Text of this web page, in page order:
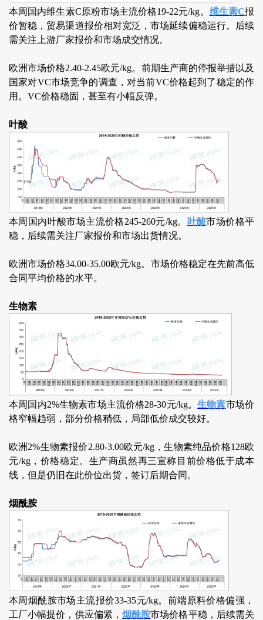
本周国内维生素C原粉市场主流价格19-22元/kg。 维生素C报
价暂稳，贸易渠道报价相对宽泛，市场延续偏稳运行。后续
需关注上游厂家报价和市场成交情况。
欧洲市场价格2.40-2.45欧元/kg。前期生产商的停报举措以及
国家对VC市场竞争的调查，对当前VC价格起到了稳定的作
用。VC价格稳固，甚至有小幅反弹。
叶酸
本周国内叶酸市场主流价格245-260元/kg。 叶酸市场价格平
稳，后续需关注厂家报价和市场出货情况。
欧洲市场价格34.00-35.00欧元/kg。市场价格稳定在先前高低
合同平均价格的水平。
生物素
本周国内2%生物素市场主流价格28-30元/kg。生物素市场价
格窄幅趋弱，部分价格稍低，局部低价成交较好。
欧洲2%生物素报价2.80-3.00欧元/kg，生物素纯品价格128欧
元/kg，价格稳定。生产商虽然再三宣称目前价格低于成本
线，但是仍旧在此价位出货，签订后期合同。
烟酰胺
本周烟酰胺市场主流报价33-35元/kg。前端原料价格偏强，
工厂小幅提价，供应偏紧， 烟酰胺市场价格平稳，后续需关